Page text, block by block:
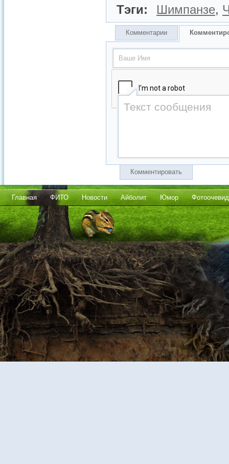
Тэги: Шимпанзе,
Комментарии
Комментировать
Главная ФИТО Новости Айболит Юмор